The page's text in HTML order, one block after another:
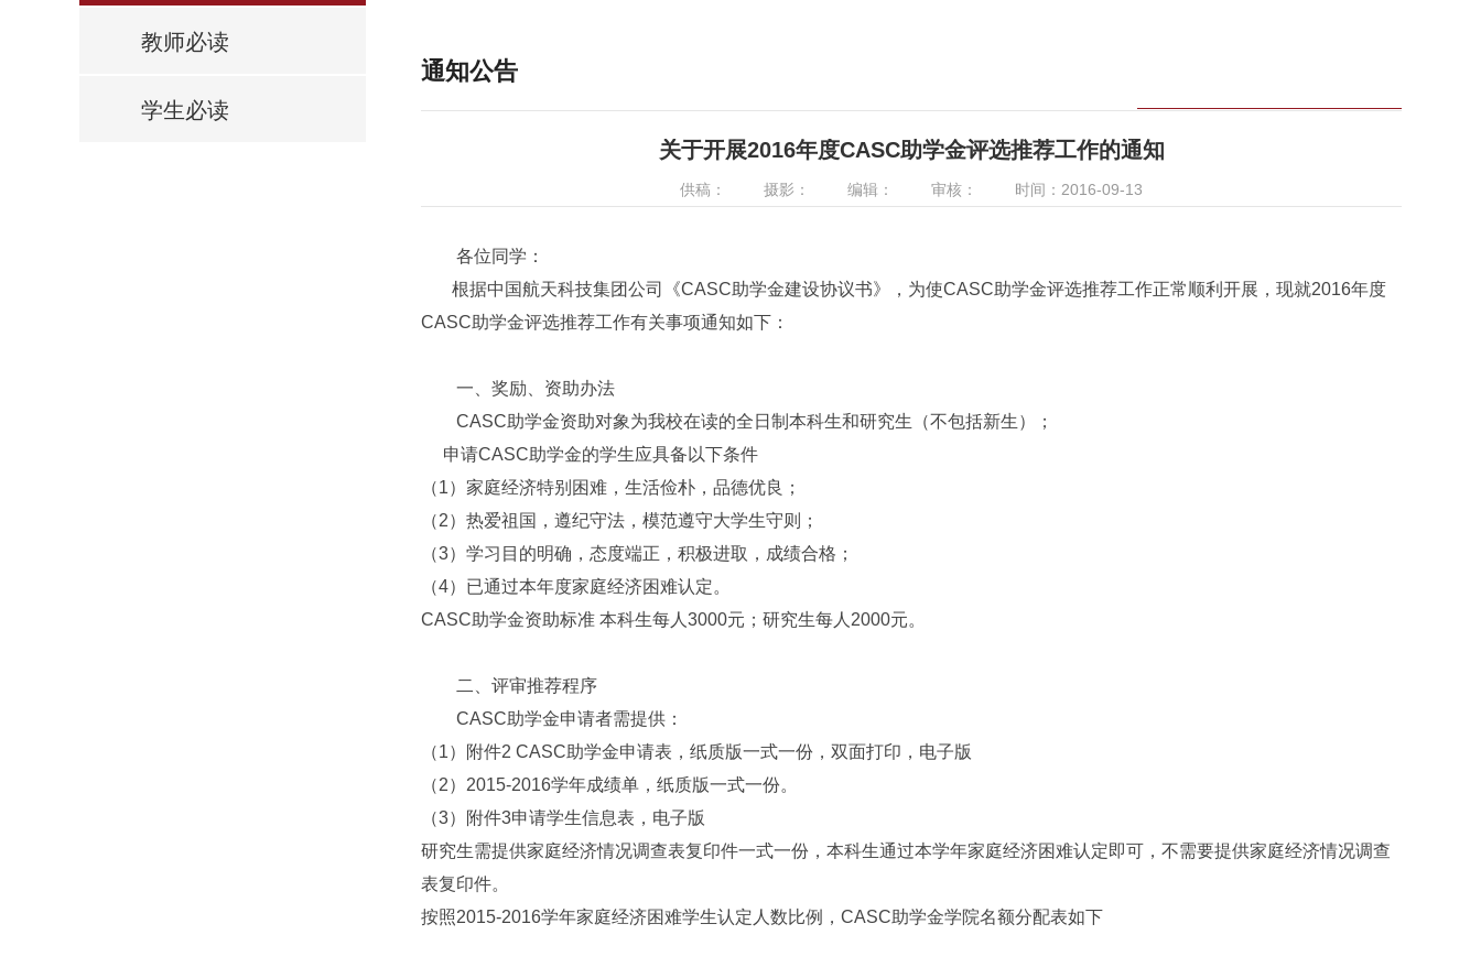
教师必读
学生必读
通知公告
关于开展2016年度CASC助学金评选推荐工作的通知
供稿： 摄影： 编辑： 审核： 时间：2016-09-13
各位同学：
根据中国航天科技集团公司《CASC助学金建设协议书》，为使CASC助学金评选推荐工作正常顺利开展，现就2016年度
CASC助学金评选推荐工作有关事项通知如下：
一、奖励、资助办法
CASC助学金资助对象为我校在读的全日制本科生和研究生（不包括新生）；
申请CASC助学金的学生应具备以下条件
（1）家庭经济特别困难，生活俭朴，品德优良；
（2）热爱祖国，遵纪守法，模范遵守大学生守则；
（3）学习目的明确，态度端正，积极进取，成绩合格；
（4）已通过本年度家庭经济困难认定。
CASC助学金资助标准 本科生每人3000元；研究生每人2000元。
二、评审推荐程序
CASC助学金申请者需提供：
（1）附件2 CASC助学金申请表，纸质版一式一份，双面打印，电子版
（2）2015-2016学年成绩单，纸质版一式一份。
（3）附件3申请学生信息表，电子版
研究生需提供家庭经济情况调查表复印件一式一份，本科生通过本学年家庭经济困难认定即可，不需要提供家庭经济情况调查
表复印件。
按照2015-2016学年家庭经济困难学生认定人数比例，CASC助学金学院名额分配表如下